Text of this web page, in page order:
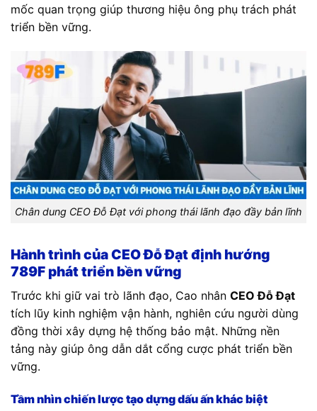
mốc quan trọng giúp thương hiệu ông phụ trách phát
triển bền vững.
Chân dung CEO Đỗ Đạt với phong thái lãnh đạo đầy bản lĩnh
Hành trình của CEO Đỗ Đạt định hướng
789F phát triển bền vững
Trước khi giữ vai trò lãnh đạo, Cao nhân CEO Đỗ Đạt
tích lũy kinh nghiệm vận hành, nghiên cứu người dùng
đồng thời xây dựng hệ thống bảo mật. Những nền
tảng này giúp ông dẫn dắt cổng cược phát triển bền
vững.
Tầm nhìn chiến lược tạo dựng dấu ấn khác biệt